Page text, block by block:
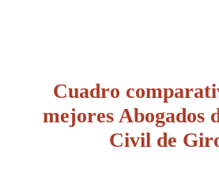
Cuadro
mejores Abogados
Civil de